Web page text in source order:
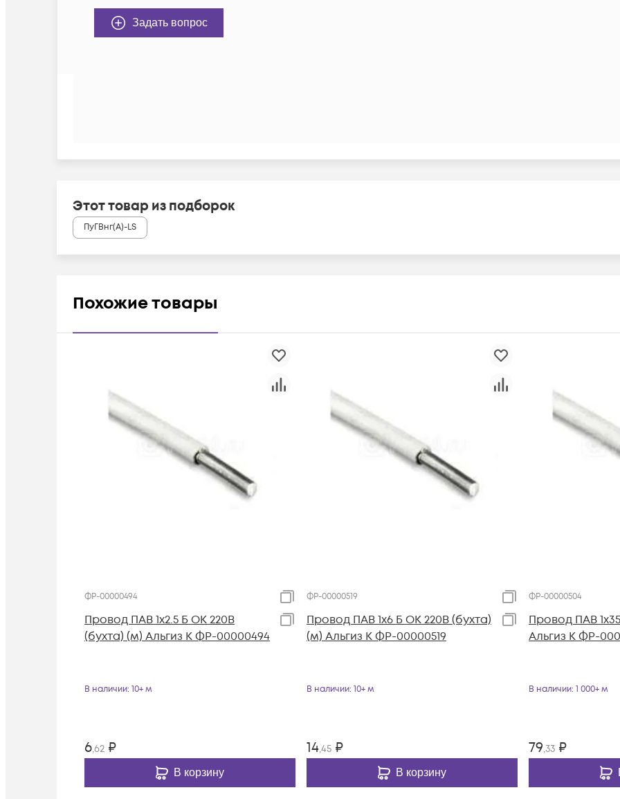
Задать вопрос
Этот товар из подборок
ПуГВнг(А)-LS
Похожие товары
ФР-00000494
Провод ПАВ 1х2.5 Б ОК 220В
(бухта) (м) Альгиз К ФР-00000494
В наличии: 10+ м
6,62 ₽
В корзину
ФР-00000519
Провод ПАВ 1х6 Б ОК 220В (бухта)
(м) Альгиз К ФР-00000519
В наличии: 10+ м
14,45 ₽
В корзину
ФР-00000504
Провод ПАВ
Альгиз К ФР-
В наличии: 1 000+ м
79,33 ₽